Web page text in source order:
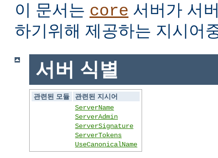
이 문서는 core 서버가 서
하기위해 제공하는 지시어
서버 식별
관련된 모듈
관련된 지시어
ServerName
ServerAdmin
ServerSignature
ServerTokens
UseCanonicalName